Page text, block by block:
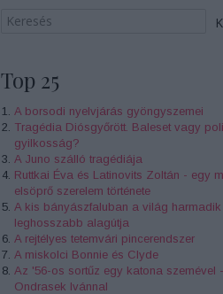
Top 25
A borsodi nyelvjárás gyöngyszemei
Tragédia Diósgyőrött. Baleset vagy
gyilkosság?
A Juno szálló tragédiája
Ruttkai Éva és Latinovits Zoltán - egy
elsöprő szerelem története
A kis bányászfaluban a világ harmadik
leghosszabb alagútja
A rejtélyes tetemvári pincerendszer
A miskolci Bonnie és Clyde
Az '56-os sortűz egy katona szemével
Ondrasek Ivánnal